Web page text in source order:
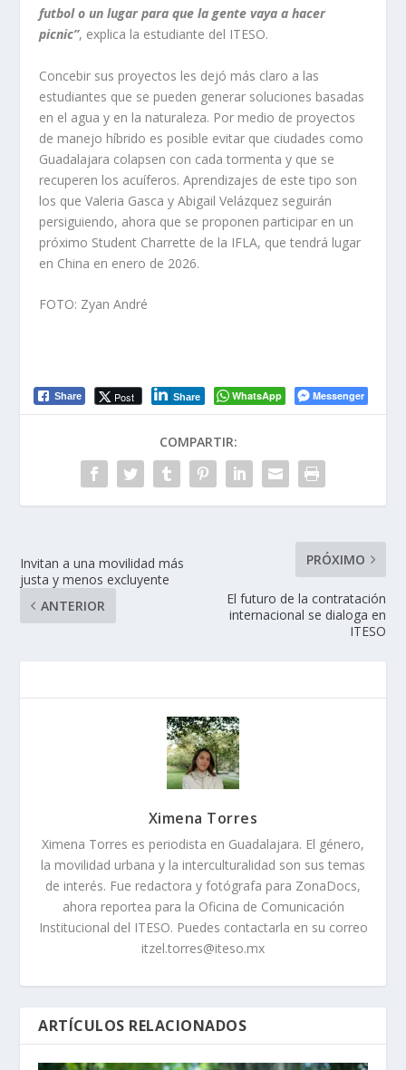
futbol o un lugar para que la gente vaya a hacer
picnic”, explica la estudiante del ITESO.
Concebir sus proyectos les dejó más claro a las
estudiantes que se pueden generar soluciones basadas
en el agua y en la naturaleza. Por medio de proyectos
de manejo híbrido es posible evitar que ciudades como
Guadalajara colapsen con cada tormenta y que se
recuperen los acuíferos. Aprendizajes de este tipo son
los que Valeria Gasca y Abigail Velázquez seguirán
persiguiendo, ahora que se proponen participar en un
próximo Student Charrette de la IFLA, que tendrá lugar
en China en enero de 2026.
FOTO: Zyan André
Share Post Share WhatsApp Messenger
COMPARTIR:
Invitan a una movilidad más
justa y menos excluyente
ANTERIOR
PRÓXIMO
El futuro de la contratación
internacional se dialoga en
ITESO
Ximena Torres
Ximena Torres es periodista en Guadalajara. El género,
la movilidad urbana y la interculturalidad son sus temas
de interés. Fue redactora y fotógrafa para ZonaDocs,
ahora reportea para la Oficina de Comunicación
Institucional del ITESO. Puedes contactarla en su correo
itzel.torres@iteso.mx
ARTÍCULOS RELACIONADOS